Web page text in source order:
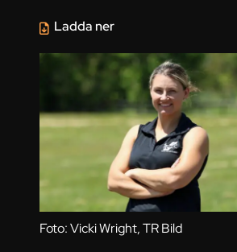
Foto: Vicki Wright, TR Bild
Ladda ner